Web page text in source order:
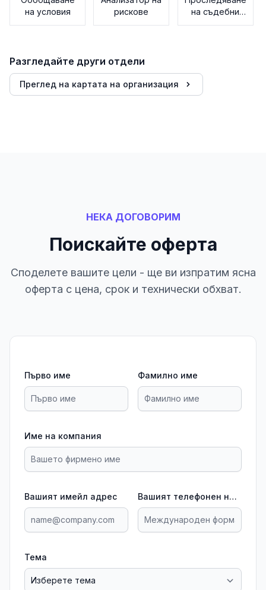
на условия
рискове
на съдебни
спорове
Разгледайте други отдели
Преглед на картата на организация
НЕКА ДОГОВОРИМ
Поискайте оферта
Споделете вашите цели - ще ви изпратим ясна
оферта с цена, срок и технически обхват.
Първо име Фамилно име
Име на компания
Вашият имейл адрес Вашият телефонен номер
Тема